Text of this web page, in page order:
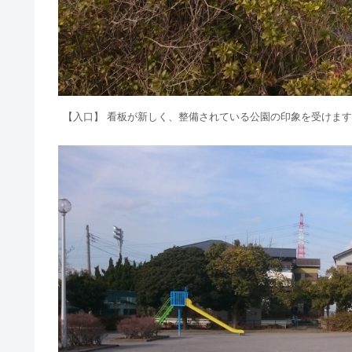
【入口】 看板が新しく、整備されている公園の印象を受けま